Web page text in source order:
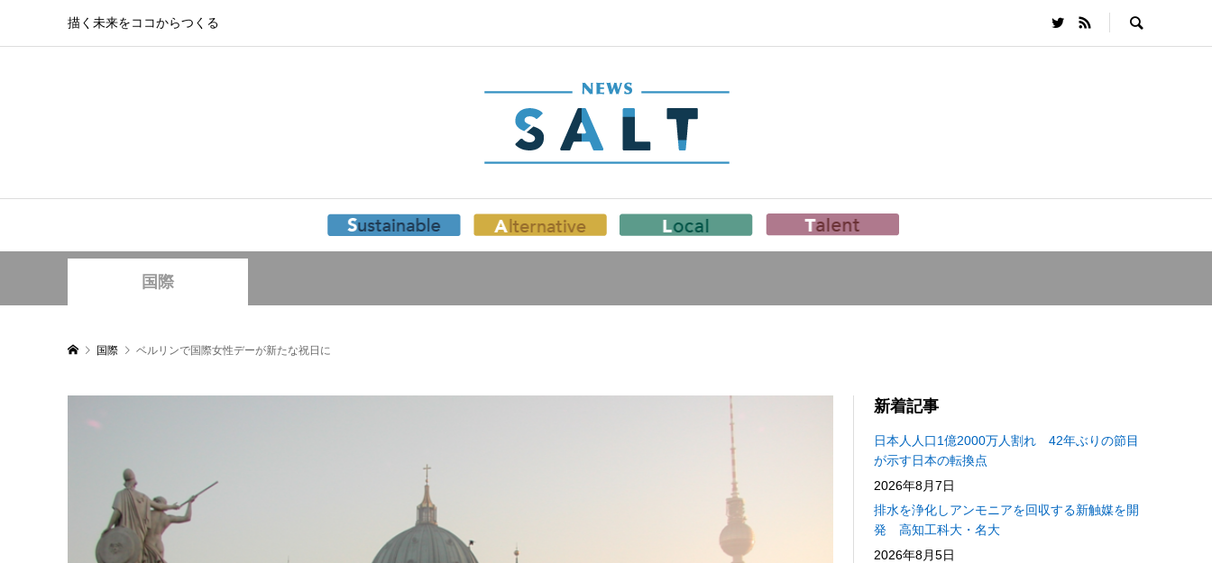
描く未来をココからつくる
国際
国際 ベルリンで国際女性デーが新たな祝日に
新着記事
日本人人口1億2000万人割れ 42年ぶりの節目
が示す日本の転換点
2026年8月7日
排水を浄化しアンモニアを回収する新触媒を開
発 高知工科大・名大
2026年8月5日